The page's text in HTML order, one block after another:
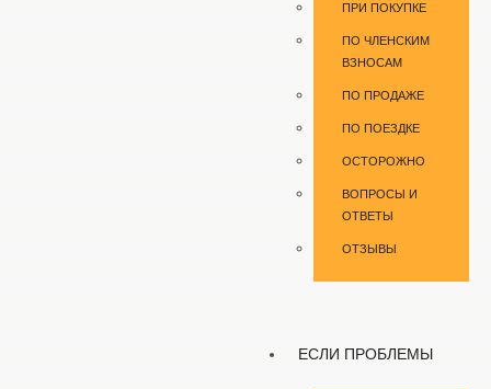
ПРИ ПОКУПКЕ
ПО ЧЛЕНСКИМ
ВЗНОСАМ
ПО ПРОДАЖЕ
ПО ПОЕЗДКЕ
ОСТОРОЖНО
ВОПРОСЫ И
ОТВЕТЫ
ОТЗЫВЫ
ЕСЛИ ПРОБЛЕМЫ